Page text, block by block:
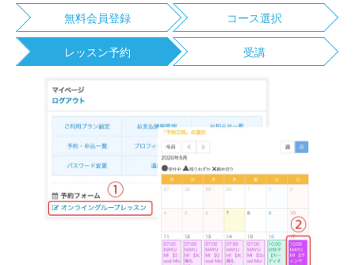
無料会員登録 コース選択
レッスン予約 受講